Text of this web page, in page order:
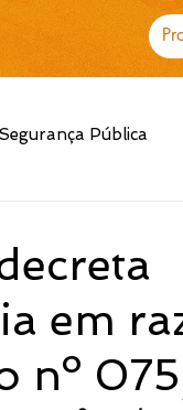
Segurança Pública
Defesa
em
nº